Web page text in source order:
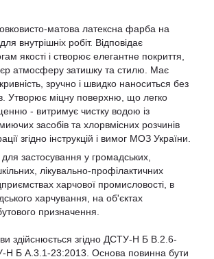
матова латексна фарба на
для внутрішніх робіт. Відповідає
якості і створює елегантне покриття,
атмосферу затишку та стилю. Має
зручно і швидко наноситься без
Утворює міцну поверхню, що легко
- витримує чистку водою із
засобів та хлорвмісних розчинів
згідно інструкцій і вимог МОЗ України.
застосування у громадських,
лікувально-профілактичних
харчової промисловості, в
харчування, на об'єктах
призначення.
здійснюється згідно ДСТУ-Н Б В.2.6-
Н Б А.3.1-23:2013. Основа повинна бути